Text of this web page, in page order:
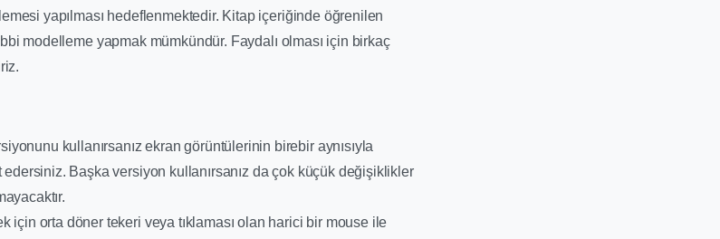
yapılması hedeflenmektedir. Kitap içeriğinde öğrenilen
modelleme yapmak mümkündür. Faydalı olması için birkaç
kullanırsanız ekran görüntülerinin birebir aynısıyla
edersiniz. Başka versiyon kullanırsanız da çok küçük değişiklikler
için orta döner tekeri veya tıklaması olan harici bir mouse ile